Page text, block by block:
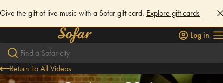
Give the gift of live music with a Sofar gift card. Explore gift cards
Log in
Return To All Videos